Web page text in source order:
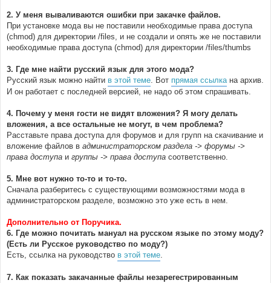
2. У меня вываливаются ошибки при закачке файлов.
При установке мода вы не поставили необходимые права доступа
(chmod) для директории /files, и не создали и опять же не поставили
необходимые права доступа (chmod) для директории /files/thumbs
3. Где мне найти русский язык для этого мода?
Русский язык можно найти в этой теме. Вот прямая ссылкана архив.
И он работает с последней версией, не надо об этом спрашивать.
4. Почему у меня гости не видят вложения? Я могу делать
вложения, а все остальные не могут, в чем проблема?
Расставьте права доступа для форумов и для групп на скачивание и
вложение файлов в администраторском раздела -> форумы ->
права доступа и группы -> права доступа соответственно.
5. Мне вот нужно то-то и то-то.
Сначала разберитесь с существующими возможностями мода в
администраторском разделе, возможно это уже есть в нем.
Дополнительно от Поручика.
6. Где можно почитать мануал на русском языке по этому моду?
(Есть ли Русское руководство по моду?)
Есть, ссылка на руководство в этой теме.
7. Как показать закачанные файлы незарегестрированным